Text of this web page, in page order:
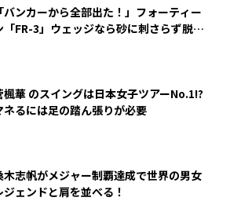
「バンカーから全部出た！」フォーティー
「FR-3」ウェッジなら砂に刺さらず脱出
楓華 のスイングは日本女子ツアーNo.1!?
ネるには足の踏ん張りが必要
木志帆がメジャー制覇達成で世界の男女
ジェンドと肩を並べる！